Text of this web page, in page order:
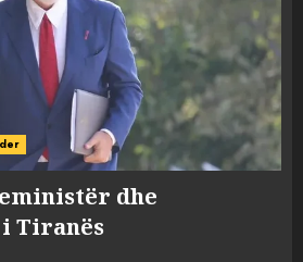
dhe
Tiranës